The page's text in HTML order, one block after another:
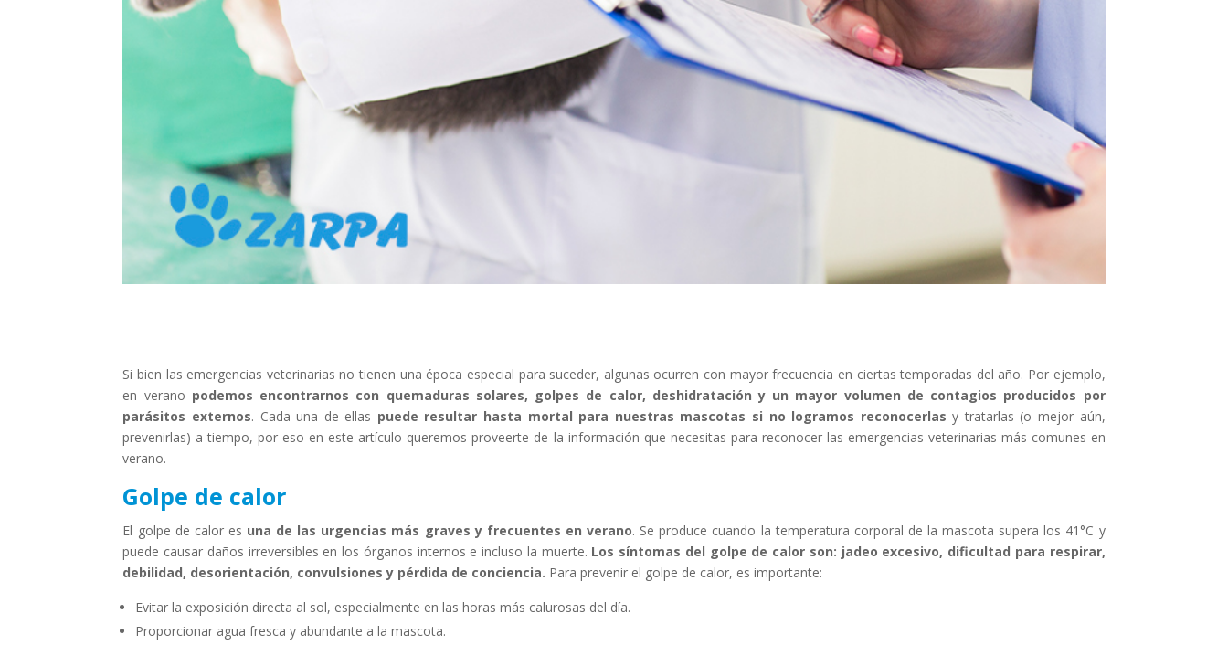
Si bien las emergencias veterinarias no tienen una época especial para suceder, algunas ocurren con mayor frecuencia en ciertas temporadas del año. Por ejemplo,
en verano podemos encontrarnos con quemaduras solares, golpes de calor, deshidratación y un mayor volumen de contagios producidos por
parásitos externos. Cada una de ellas puede resultar hasta mortal para nuestras mascotas si no logramos reconocerlas y tratarlas (o mejor aún,
prevenirlas) a tiempo, por eso en este artículo queremos proveerte de la información que necesitas para reconocer las emergencias veterinarias más comunes en
verano.
Golpe de calor
El golpe de calor es una de las urgencias más graves y frecuentes en verano. Se produce cuando la temperatura corporal de la mascota supera los 41°C y
puede causar daños irreversibles en los órganos internos e incluso la muerte. Los síntomas del golpe de calor son: jadeo excesivo, dificultad para respirar,
debilidad, desorientación, convulsiones y pérdida de conciencia. Para prevenir el golpe de calor, es importante:
Evitar la exposición directa al sol, especialmente en las horas más calurosas del día.
Proporcionar agua fresca y abundante a la mascota.